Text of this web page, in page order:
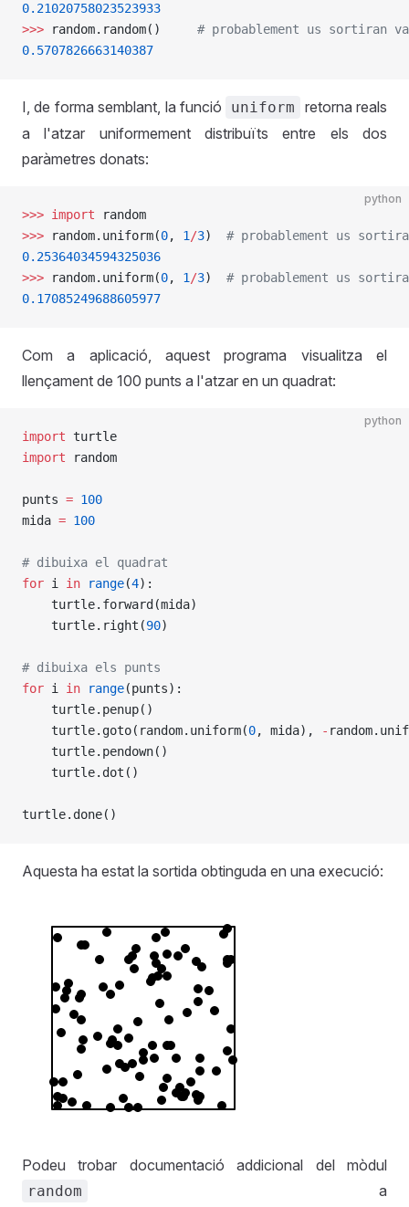
0.21020758023523933
>>> random.random() # probablement us sortiran
0.5707826663140387
I, de forma semblant, la funció uniform
retorna reals
a l'atzar uniformement distribuïts entre els dos
paràmetres donats:
python
>>> import random
>>> random.uniform(0, 1 /3) # probablement us
0.25364034594325036
>>> random.uniform(0, 1 /3) # probablement us
0.17085249688605977
Com a aplicació, aquest programa visualitza el
llençament de 100 punts a l'atzar en un quadrat:
python
import turtle
import random
punts = 100
mida = 100
# dibuixa el quadrat
for i in range(4):
    turtle.forward(mida)
    turtle.right(
90)
# dibuixa els punts
for i in range(punts):
    turtle.penup()
    turtle.goto(random.uniform(
0, mida), -
    turtle.pendown()
    turtle.dot()
turtle.done()
Aquesta ha estat la sortida obtinguda en una execució:
Podeu trobar documentació addicional del mòdul
random
a